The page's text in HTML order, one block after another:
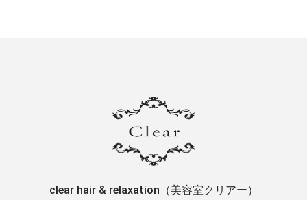
clear hair & relaxation（美容室クリアー）